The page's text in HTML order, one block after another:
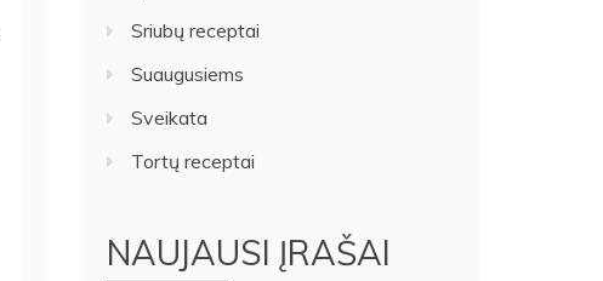
Sriubų receptai
Suaugusiems
Sveikata
Tortų receptai
NAUJAUSI ĮRAŠAI